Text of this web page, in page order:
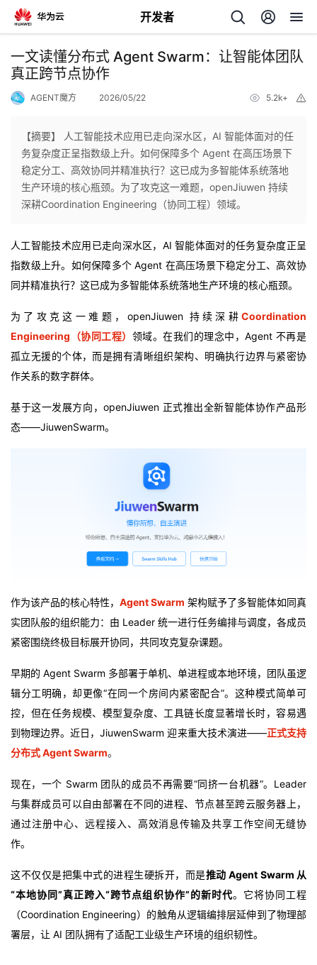
开发者
返
回
个
人
主
页
我
的
开
者
我
的
我
动
关
注
的
发
者
学
堂
我
课
程
的
认
我
的
我
我
的
Programs
我
的
支
持
我
的
术
我
云
一文读懂分布式 Agent Swarm：让智能体团队
真正跨节点协作
AGENT魔方 2026/05/22 5.2k+
【摘要】 人工智能技术应用已走向深水区，AI 智能体面对的任
务复杂度正呈指数级上升。如何保障多个 Agent 在高压场景下
稳定分工、高效协同并精准执行？这已成为多智能体系统落地
生产环境的核心瓶颈。为了攻克这一难题，openJiuwen 持续
深耕Coordination Engineering（协同工程）领域。
人工智能技术应用已走向深水区，AI 智能体面对的任务复杂度正呈
指数级上升。如何保障多个 Agent 在高压场景下稳定分工、高效协
同并精准执行？这已成为多智能体系统落地生产环境的核心瓶颈。
为了攻克这一难题，openJiuwen 持续深耕 Coordination
Engineering（协同工程） 领域。在我们的理念中，Agent 不再是
孤立无援的个体，而是拥有清晰组织架构、明确执行边界与紧密协
作关系的数字群体。
基于这一发展方向，openJiuwen 正式推出全新智能体协作产品形
态——JiuwenSwarm。
作为该产品的核心特性， Agent Swarm 架构赋予了多智能体如同真
实团队般的组织能力：由 Leader 统一进行任务编排与调度，各成员
紧密围绕终极目标展开协同，共同攻克复杂课题。
早期的 Agent Swarm 多部署于单机、单进程或本地环境，团队虽逻
辑分工明确，却更像“在同一个房间内紧密配合”。这种模式简单可
控，但在任务规模、模型复杂度、工具链长度显著增长时，容易遇
到物理边界。近日，JiuwenSwarm 迎来重大技术演进——正式支持
分布式 Agent Swarm。
现在，一个 Swarm 团队的成员不再需要“同挤一台机器”。Leader
与集群成员可以自由部署在不同的进程、节点甚至跨云服务器上，
通过注册中心、远程接入、高效消息传输及共享工作空间无缝协
作。
这不仅仅是把集中式的进程生硬拆开，而是推动 Agent Swarm 从
“本地协同”真正跨入“跨节点组织协作”的新时代。它将协同工程
（Coordination Engineering）的触角从逻辑编排层延伸到了物理部
署层，让 AI 团队拥有了适配工业级生产环境的组织韧性。